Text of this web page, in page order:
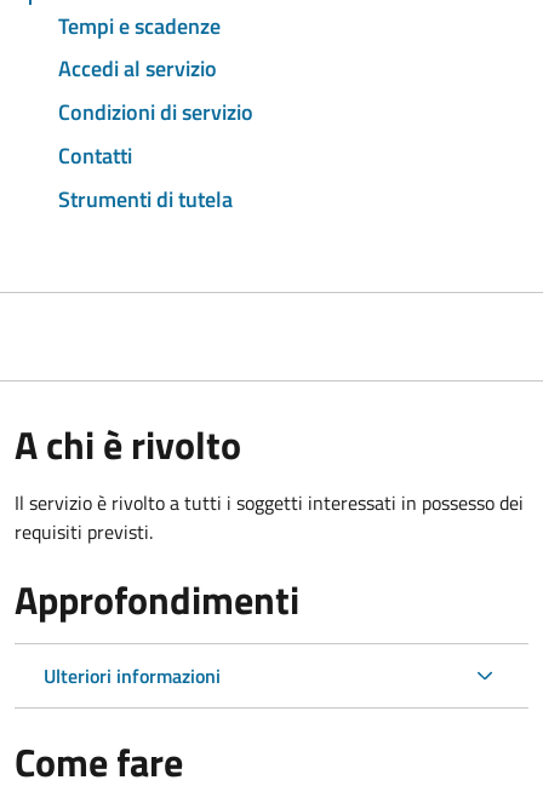
Tempi e scadenze
Accedi al servizio
Condizioni di servizio
Contatti
Strumenti di tutela
A chi è rivolto
Il servizio è rivolto a tutti i soggetti interessati in possesso dei
requisiti previsti.
Approfondimenti
Ulteriori informazioni
Come fare